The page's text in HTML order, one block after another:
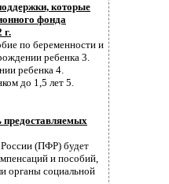
которые
фонда
г.
по беременности и
ребенка 3.
ребенка 4.
до 1,5 лет 5.
предоставляемых
(ПФР) будет
и пособий,
органы социальной